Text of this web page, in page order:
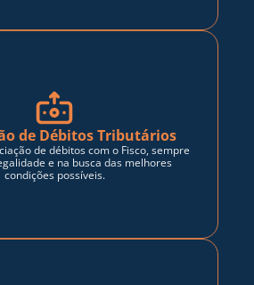
de Débitos Tributários
de débitos com o Fisco, sempre
e na busca das melhores
condições possíveis.